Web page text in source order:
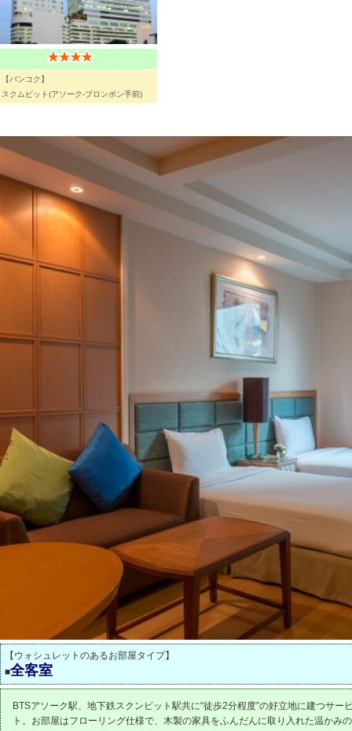
【バンコク】
スクムビット(アソーク-プロンポン手前)
【ウォシュレットのあるお部屋タイプ】
■全客室
BTSアソーク駅、地下鉄スクンビット駅共に“徒歩2分程度”の好立地に建つサー
ト。お部屋はフローリング仕様で、木製の家具をふんだんに取り入れた温かみ